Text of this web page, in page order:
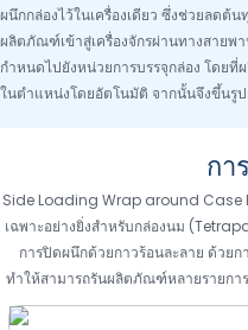
ผนึกกล่องไว้ในเครื่องเดียว ซึ่งช่วยลดต้
ผลิตภัณฑ์เข้าสู่เครื่องจักรผ่านทางสายพ
กำหนดไปยังหน่วยการบรรจุกล่อง โดย
ในตำแหน่งโดยอัตโนมัติ จากนั้นจึงขึ้นรู
กา
Side Loading Wrap around Case
เฉพาะอย่างยิ่งสำหรับกล่องนม
การปิดผนึกด้วยกาวร้อนละลาย ด้วยก
ทำให้สามารถรันผลิตภัณฑ์หลายรายกา